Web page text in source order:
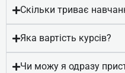
Скільки триває
Яка вартість курсів?
Чи можу я одразу